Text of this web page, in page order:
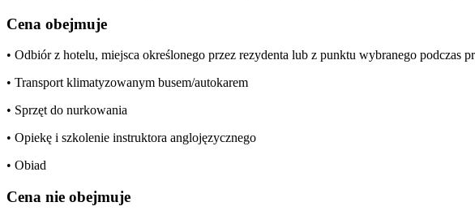
Cena obejmuje
• Odbiór z hotelu, miejsca określonego przez rezydenta lub z punktu wybranego podczas
• Transport klimatyzowanym busem/autokarem
• Sprzęt do nurkowania
• Opiekę i szkolenie instruktora anglojęzycznego
• Obiad
Cena nie obejmuje